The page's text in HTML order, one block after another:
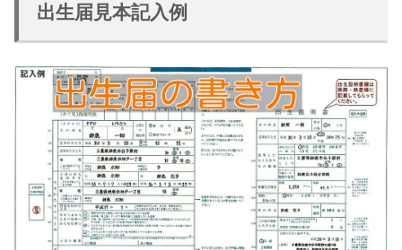
出生届見本記入例